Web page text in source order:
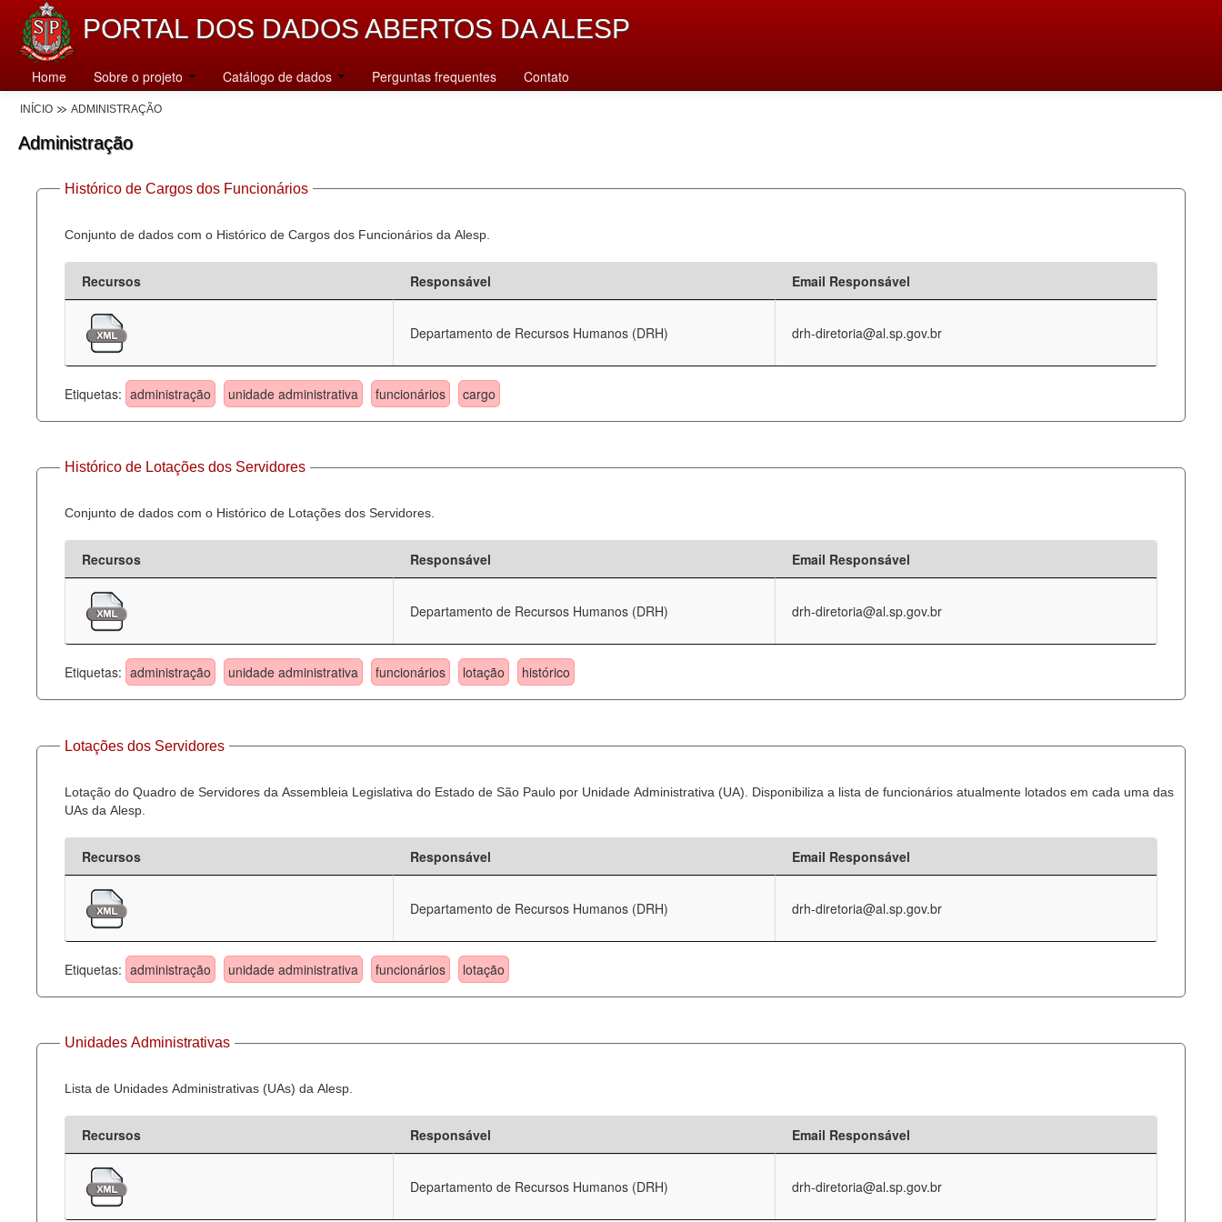
PORTAL DOS DADOS ABERTOS DA ALESP
Home Sobre o projeto Catálogo de dados Perguntas frequentes Contato
INÍCIO ADMINISTRAÇÃO
Administração
Histórico de Cargos dos Funcionários
Conjunto de dados com o Histórico de Cargos dos Funcionários da Alesp.
Recursos Responsável Email Responsável
Departamento de Recursos Humanos (DRH) drh-diretoria@al.sp.gov.br
Etiquetas: administração unidade administrativa funcionários cargo
Histórico de Lotações dos Servidores
Conjunto de dados com o Histórico de Lotações dos Servidores.
Recursos Responsável Email Responsável
Departamento de Recursos Humanos (DRH) drh-diretoria@al.sp.gov.br
Etiquetas: administração unidade administrativa funcionários lotação histórico
Lotações dos Servidores
Lotação do Quadro de Servidores da Assembleia Legislativa do Estado de São Paulo por Unidade Administrativa (UA). Disponibiliza a lista de funcionários atualmente lotados em cada uma das
UAs da Alesp.
Recursos Responsável Email Responsável
Departamento de Recursos Humanos (DRH) drh-diretoria@al.sp.gov.br
Etiquetas: administração unidade administrativa funcionários lotação
Unidades Administrativas
Lista de Unidades Administrativas (UAs) da Alesp.
Recursos Responsável Email Responsável
Departamento de Recursos Humanos (DRH) drh-diretoria@al.sp.gov.br